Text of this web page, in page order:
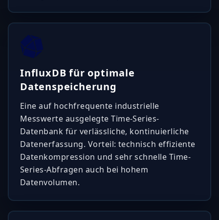
InfluxDB für optimale
Datenspeicherung
Eine auf hochfrequente industrielle
Messwerte ausgelegte Time-Series-
Datenbank für verlässliche, kontinuierliche
Datenerfassung. Vorteil: technisch effiziente
Datenkompression und sehr schnelle Time-
Series-Abfragen auch bei hohem
Datenvolumen.